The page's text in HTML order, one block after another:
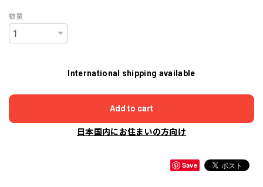
数量
International shipping available
Add to cart
日本国内にお住まいの方向け
Save